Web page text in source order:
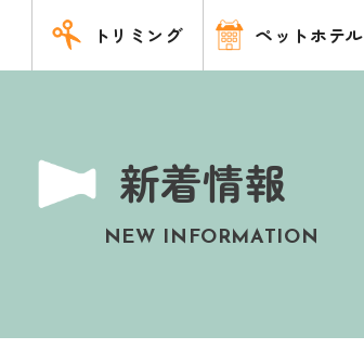
トリミング ペットホテル
新着情報
NEW INFORMATION